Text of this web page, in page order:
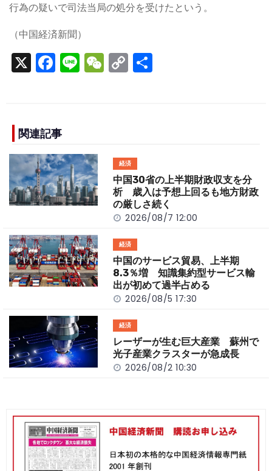
行為の疑いで司法当局の処分を受けたという。
（中国経済新聞）
X F
e
b
o
o
k
Li W C
n
k
関連記事
経済
中国30省の上半期財政収支を分
析 歳入は予想上回るも地方財政
の厳しさ続く
2026/08/7 12:00
経済
中国のサービス貿易、上半期
8.3％増 知識集約型サービス輸
出が初めて過半占める
2026/08/5 17:30
経済
レーザーが生む巨大産業 蘇州で
光子産業クラスターが急成長
2026/08/2 10:30